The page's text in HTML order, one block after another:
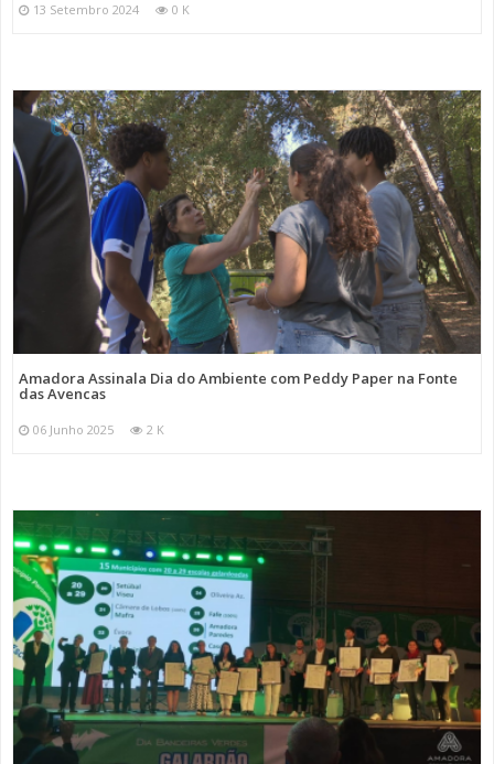
13 Setembro 2024 0 K
Amadora Assinala Dia do Ambiente com Peddy Paper na Fonte
das Avencas
06 Junho 2025 2 K